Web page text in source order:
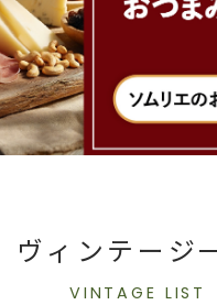
ヴィンテージ
VINTAGE LIST